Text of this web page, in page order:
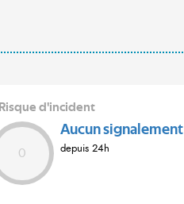
Risque d'incident
0
Aucun signalement
depuis 24h